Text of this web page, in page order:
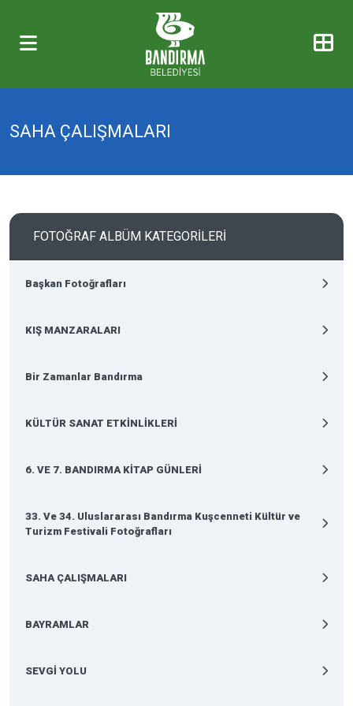
SAHA ÇALIŞMALARI
FOTOĞRAF ALBÜM KATEGORİLERİ
Başkan Fotoğrafları
KIŞ MANZARALARI
Bir Zamanlar Bandırma
KÜLTÜR SANAT ETKİNLİKLERİ
6. VE 7. BANDIRMA KİTAP GÜNLERİ
33. Ve 34. Uluslararası Bandırma Kuşcenneti Kültür ve
Turizm Festivali Fotoğrafları
SAHA ÇALIŞMALARI
BAYRAMLAR
SEVGİ YOLU